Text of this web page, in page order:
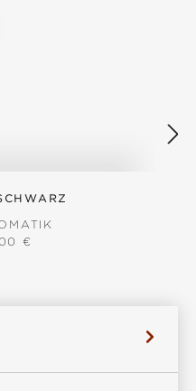
PREIS:
€